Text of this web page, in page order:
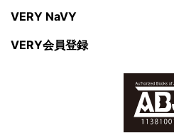
VERY NaVY
VERY会員登録